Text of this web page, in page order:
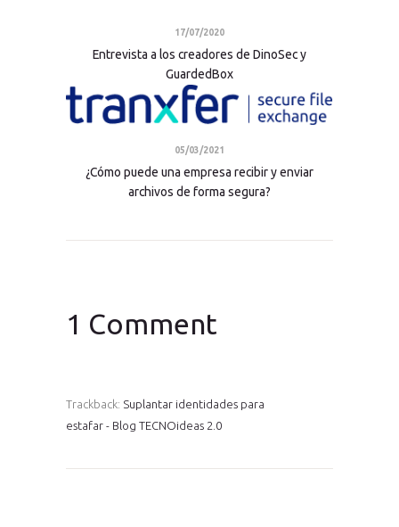
17/07/2020
Entrevista a los creadores de DinoSec y
GuardedBox
05/03/2021
¿Cómo puede una empresa recibir y enviar
archivos de forma segura?
1 Comment
Trackback: Suplantar identidades para
estafar - Blog TECNOideas 2.0